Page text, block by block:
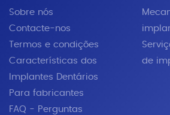
Sobre nós
Contacte-nos
Termos e condições
Características dos
Implantes Dentários
Para fabricantes
FAQ - Perguntas
de